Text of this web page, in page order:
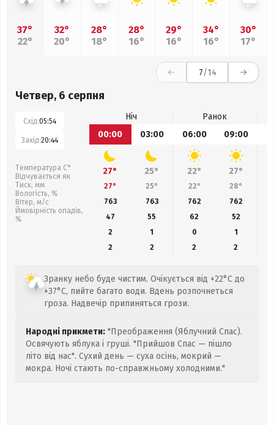
37°
22°
32°
20°
28°
18°
28°
16°
29°
16°
34°
16°
30°
17°
7/14
Четвер, 6 серпня
Схід:05:54
Захід:20:44
Температура С°
Відчувається як
Тиск, мм
Вологість, %
Вітер, м/с
Ймовірність опадів,
%
Ніч
Ранок
00:00
03:00 06:00 09:00
27° 25° 22° 27°
27° 25° 22° 28°
763
763 762 762
47
55 62 52
2
1 0
1
2
2 2 2
Зранку небо буде чистим. Очікується від +22°C до
+37°C, пийте багато води. Вдень розпочнеться
гроза. Надвечір припиняться грози.
Народні прикмети: "Преображення (Яблучний Спас).
Освячують яблука і груші. "Прийшов Спас — пішло
літо від нас". Сухий день — суха осінь, мокрий —
мокра. Ночі стають по-справжньому холодними."